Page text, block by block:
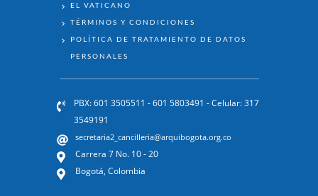
EL VATICANO
TÉRMINOS Y CONDICIONES
POLÍTICA DE TRATAMIENTO DE DATOS
PERSONALES
PBX: 601 3505511 - 601 5803491 - Celular: 317
3549191
secretaria2_cancilleria@arquibogota.org.co
Carrera 7 No. 10 - 20
Bogotá, Colombia